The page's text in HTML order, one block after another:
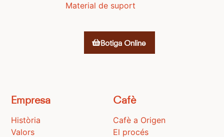
Material de suport
Botiga Online
Empresa
Història
Valors
Cafè
Cafè a Origen
El procés